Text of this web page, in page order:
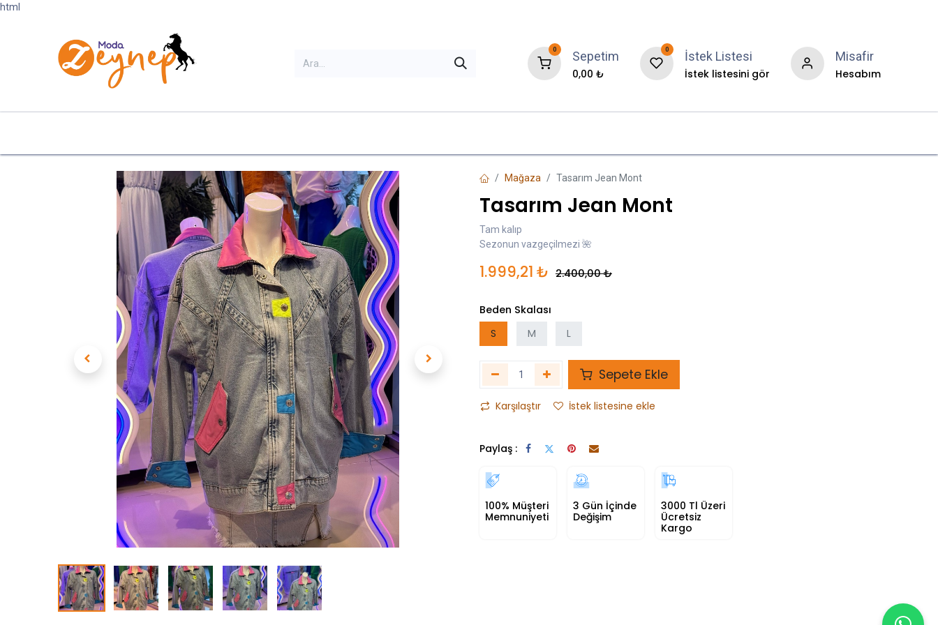
html
0 Sepetim
0,00 ₺
0 İstek Listesi
İstek listesini gör
Misafir
Hesabım
Mağaza Tasarım Jean Mont
Tasarım Jean Mont
Tam kalıp
Sezonun vazgeçilmezi 🌺
1.999,21 ₺ 2.400,00₺
Beden Skalası
S
M L
Sepete Ekle
Karşılaştır İstek listesine ekle
Paylaş :
100% Müşteri
Memnuniyeti
3 Gün İçinde
Değişim
3000 Tl Üzeri
Ücretsiz
Kargo